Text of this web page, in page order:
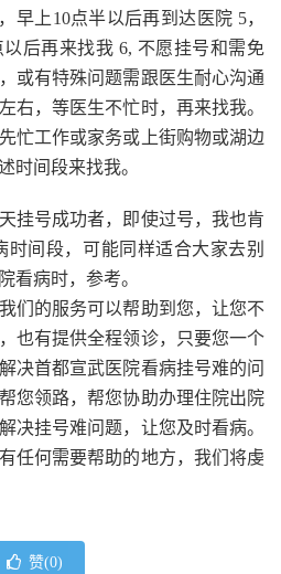
早上10点半以后再到达医院 5，
后再来找我 6, 不愿挂号和需免
或有特殊问题需跟医生耐心沟通
右，等医生不忙时，再来找我。
忙工作或家务或上街购物或湖边
时间段来找我。
挂号成功者，即使过号，我也肯
时间段，可能同样适合大家去别
看病时，参考。
们的服务可以帮助到您，让您不
也有提供全程领诊，只要您一个
决首都宣武医院看病挂号难的问
您领路，帮您协助办理住院出院
决挂号难问题，让您及时看病。
任何需要帮助的地方，我们将虔
赞(0)